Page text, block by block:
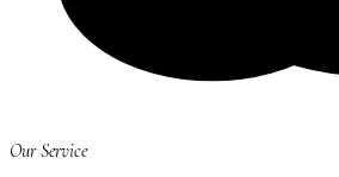
Our Service